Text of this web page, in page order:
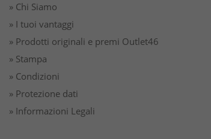
» Chi Siamo
» I tuoi vantaggi
» Prodotti originali e premi Outlet46
» Stampa
» Condizioni
» Protezione dati
» Informazioni Legali